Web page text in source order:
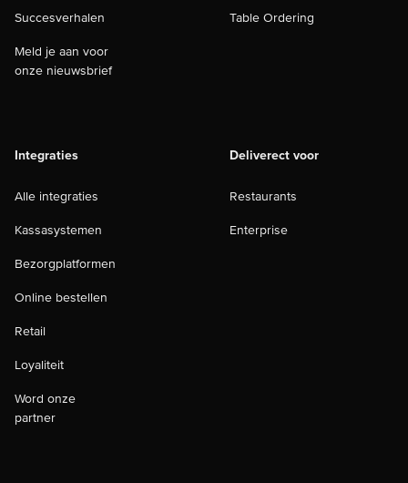
Succesverhalen
Meld je aan voor
onze nieuwsbrief
Table Ordering
Integraties
Alle integraties
Kassasystemen
Bezorgplatformen
Online bestellen
Retail
Loyaliteit
Word onze
partner
Deliverect voor
Restaurants
Enterprise